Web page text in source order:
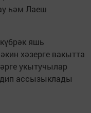
һәм Лаеш
яшь
хәзерге вакытта
укытучылар
ассызыклады